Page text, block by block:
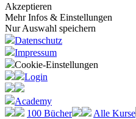
Akzeptieren
Mehr Infos & Einstellungen
Nur Auswahl speichern
Datenschutz
Impressum
Cookie-Einstellungen
Login
Academy
100 Bücher
Alle Kurse